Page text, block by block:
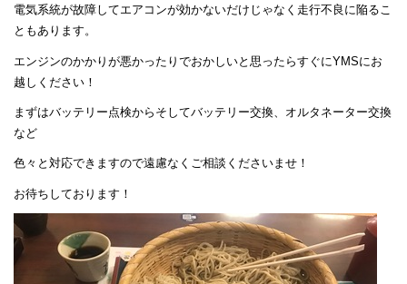
電気系統が故障してエアコンが効かないだけじゃなく走行不良に陥るこ
ともあります。
エンジンのかかりが悪かったりでおかしいと思ったらすぐにYMSにお
越しください！
まずはバッテリー点検からそしてバッテリー交換、オルタネーター交換
など
色々と対応できますので遠慮なくご相談くださいませ！
お待ちしております！